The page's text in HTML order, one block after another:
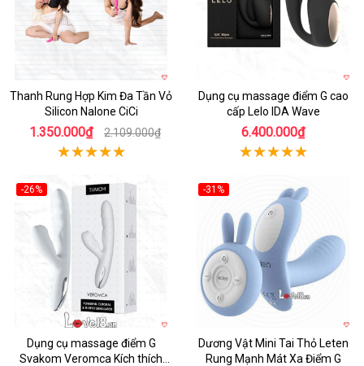
Thanh Rung Hợp Kim Đa Tần Vỏ
Silicon Nalone CiCi
1.350.000₫ 2.109.000₫
Dụng cụ massage điểm G cao
cấp Lelo IDA Wave
6.400.000₫
-26%
Dụng cụ massage điểm G
Svakom Veromca Kích thích
-31%
Dương Vật Mini Tai Thỏ Leten
Rung Mạnh Mát Xa Điểm G